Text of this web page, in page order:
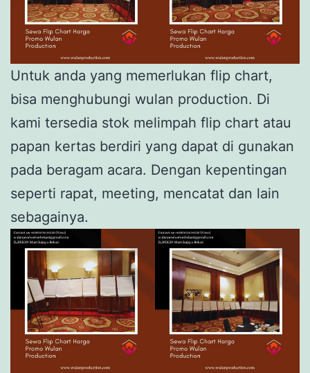
Untuk anda yang memerlukan flip chart,
bisa menghubungi wulan production. Di
kami tersedia stok melimpah flip chart atau
papan kertas berdiri yang dapat di gunakan
pada beragam acara. Dengan kepentingan
seperti rapat, meeting, mencatat dan lain
sebagainya.